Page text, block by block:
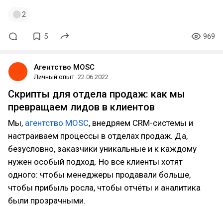
2
5 969
Агентство MOSC
Личный опыт 22.06.2022
Скрипты для отдела продаж: как мы
превращаем лидов в клиентов
Мы, агентство MOSC, внедряем CRM-системы и
настраиваем процессы в отделах продаж. Да,
безусловно, заказчики уникальные и к каждому
нужен особый подход. Но все клиенты хотят
одного: чтобы менеджеры продавали больше,
чтобы прибыль росла, чтобы отчёты и аналитика
были прозрачными.